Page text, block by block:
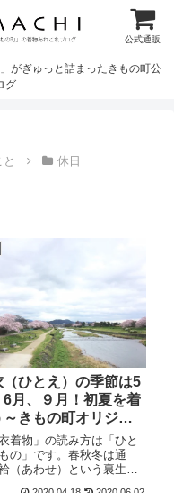
公式通販
がぎゅっと詰まったきもの町公
グ
休日
（ひとえ）の季節は5
6月、９月！初夏を着
～きもの町オリジナ
物のご紹介～
衣着物」の読み方は「ひと
の」です。春秋冬は通
（あわせ）という裏生地